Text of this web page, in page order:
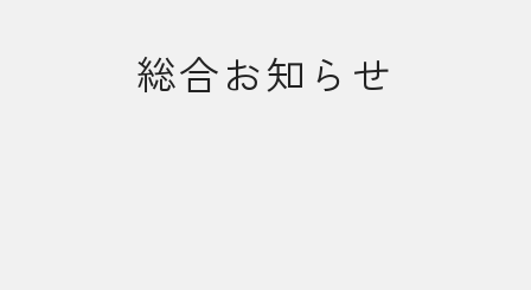
総合お知らせ